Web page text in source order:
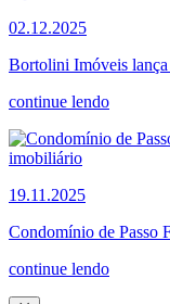
02.12.2025
Bortolini Imóveis lança
continue lendo
19.11.2025
Condomínio de Passo
continue lendo